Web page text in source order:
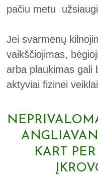
pačiu metu
Jei svarmenų
vaikščiojimas,
arba plaukimas gali
aktyviai fizinei
KART